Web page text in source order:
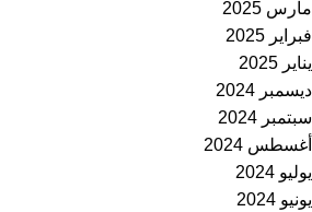
مارس 2025
فبراير 2025
يناير 2025
ديسمبر 2024
سبتمبر 2024
أغسطس 2024
يوليو 2024
يونيو 2024